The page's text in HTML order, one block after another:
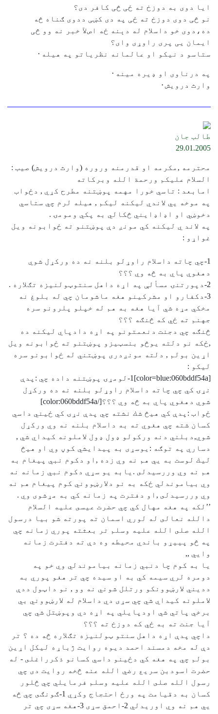
ايا دوی به دوزخ ته ځی څی کافر دی؟
نو څی دوی دوزخ ته ځی په دی کښی ددوی ګناه څه
ده،دوی خو داسلام له دېنه ځه اصﻵ خبر نه وو څی
ايمان يی پری راوړی وای؟
ستاسو د نيکو او عالمانه نظرياتو په هيله٠
په درناوی او ډيره مينه٠
وارث درويش٠
طالب جان
29.01.2005
محترمه ,مكرمه او قدرمنه وروره (وارث درويش) صيب :
السلام عليكم ورحمة الله وبركاته
امابعد : تاسي خورا مهمه پوښتنه مطرح كړي , دځواب
په موخه يي لاندي ليكنه ليكم , هيله لرم چي ستاسي
دخوښي او اډاډايني څكالي به پكي ومومۍ .
په لاند ي ليكنه كي مونږ دې پوښتنو ته ځوابونه ويل
غواړو :
1-چي چاته داسلام راوړلو بلنه نه ده وركړل شوي
دهغوي پاي به څه وي ؟؟؟
2-دپورتنۍ مسألې په اړه داهل سنتوټولنيزه تګلاره .
3-دكفارو او مشركينو هغه ماشومان چي له بلوغ نه
مخكي مړه شي آيا هغه به هم له خپلو پلرونو سره
جهنم ته ځي كه څنګه ؟؟؟
څنګه چي دجنت دنعمتونو په اړه دادپاي ليكنه ده
,ځكه نو دلته يوڅو بنسټيزو پوښتنو ته ځوابونه ويل
اړين بولم , دلته مونږدرى پوښتني له ځوابونو سره
ليكو :
[color=blue:060bddf54a]1-لومړۍ پوښتنه داده چي :پدې
نړۍ كي چي چاته داسلام راوړلو بلنه نه ده وركړل
شوي دهغوي پاي به څه وي ؟؟؟[/color:060bddf54a]
ځواب :پدې كي هيڅ شك نشته چي پدې نړۍ كي ځيني داسي
كسان شته چي هغوي ته به داسلام بلنه نه وي وركړل
شوي,دبلني دنه وركولو ډول ډول لاملونه كيداي شي ,
دساري په توګه :يوسړى به پيدايشي كوڼ وي او هيڅ
ليك لوست به يي هم نه وي زده ,او دكوم نبي پيغام به
هم نه وي وررسيدلى .يابه يو سړي دكوم نبي زمانه نه
وي بياموندلي ځكه به نو دلارښووني كوم پيغام هم نه
وي وررسيدلى ,او دفترت په زمانه كي به مړشوى وي .
’’لكه په هغه مهال كي چي حضرت عيسى عليه السلام
دالله نعالى له لوري اسمان ته پورته شو بيا درسول
الله صلى الله عليه وسلم تر بعثته پوري زمانه چي
په څو پييړو باندي محيطه وه دې ته دفترت زمانه
وايي ,,
يا به كوم چا دنبي زمانه بياموندلي وي خو په
دومره لري سيمه كي به او سيده چي تر هغو پوري به
دديني لارښوونكو ورتلل شوني نه وو , نو داټول ددې
لاملونه كيداي شي چي سړى دي داسلام له لارښووني بي
برخي پاتي شي اودپايلي په اړه دي وپوښتل شي چي
آيا جنت ته به ځي كه دوزخ ته ؟؟؟
داچي پدې اړه داهل سنتو ټولنيزه تګلاره څه ده ؟ تر
دې له مخه دمسند احمد ديوه روايت ژباړه ليكل اړين
بولم چي په هغه كي دځينو داسي كسانو ذكرراغلى - له
حضرت اسودبن سريع رضي الله عنه څخه روايت دى چي
رسول الله صلى الله عليه وسلم فرمايلي چي څلور
كسان به دقيامت په ورځ احتجاج وكړي 1-ګونګى چي څه
يي هم نه وي اوريدلي 2-احمق سړى 3-هغه سړى چي تر